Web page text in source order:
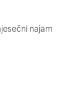
najam